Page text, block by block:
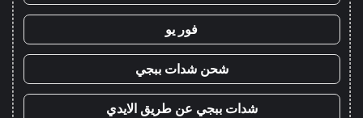
فور يو
شحن شدات ببجي
شدات ببجي عن طريق الايدي